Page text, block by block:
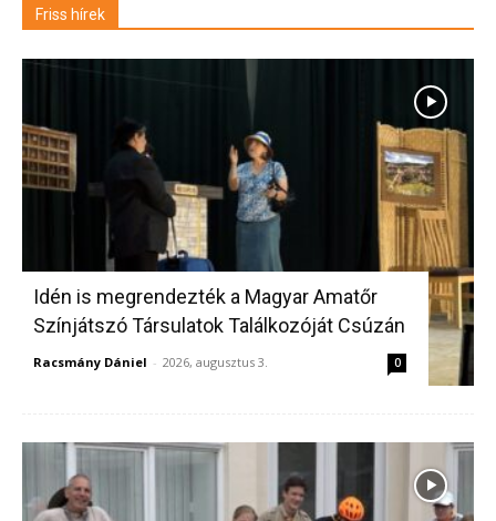
Friss hírek
Idén is megrendezték a Magyar Amatőr
Színjátszó Társulatok Találkozóját Csúzán
Racsmány Dániel - 2026, augusztus 3. 0